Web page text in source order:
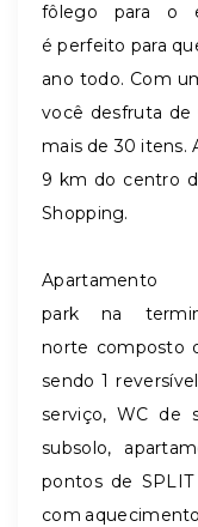
fôlego para o
é perfeito para
ano todo. Com
você desfruta
mais de 30 itens.
9 km do centro
Shopping.
park na
norte composto
sendo 1
serviço, WC de
subsolo,
pontos de
com